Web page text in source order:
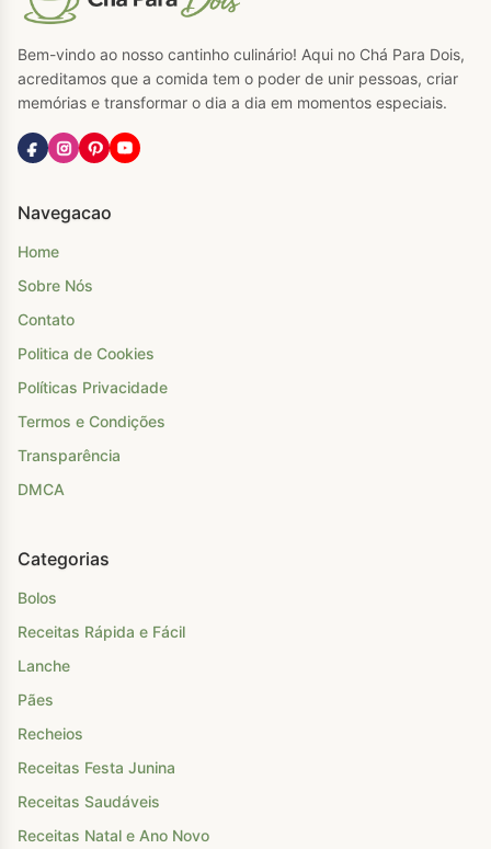
Bem-vindo ao nosso cantinho culinário! Aqui no Chá Para Dois,
acreditamos que a comida tem o poder de unir pessoas, criar
memórias e transformar o dia a dia em momentos especiais.
Navegacao
Home
Sobre Nós
Contato
Politica de Cookies
Políticas Privacidade
Termos e Condições
Transparência
DMCA
Categorias
Bolos
Receitas Rápida e Fácil
Lanche
Pães
Recheios
Receitas Festa Junina
Receitas Saudáveis
Receitas Natal e Ano Novo